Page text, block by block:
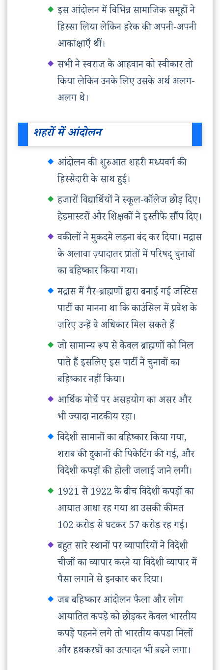
इस आंदोलन में विभिन्न सामाजिक समूहों ने
हिस्सा लिया लेकिन हरेक की अपनी-अपनी
आकांक्षाएँ थीं।
सभी ने स्वराज के आहवान को स्वीकार तो
किया लेकिन उनके लिए उसके अर्थ अलग-
अलग थे।
शहरों में आंदोलन
आंदोलन की शुरुआत शहरी मध्यवर्ग की
हिस्सेदारी के साथ हुई।
हजारों विद्यार्थियों ने स्कूल-कॉलेज छोड़ दिए।
हेडमास्टरों और शिक्षकों ने इस्तीफे सौंप दिए।
वकीलों ने मुक़दमे लड़ना बंद कर दिया। मद्रास
के अलावा ज़्यादातर प्रांतों में परिषद् चुनावों
का बहिष्कार किया गया।
मद्रास में गैर-ब्राह्मणों द्वारा बनाई गई जस्टिस
पार्टी का मानना था कि काउंसिल में प्रवेश के
ज़रिए उन्हें वे अधिकार मिल सकते हैं
जो सामान्य रूप से केवल ब्राह्मणों को मिल
पाते हैं इसलिए इस पार्टी ने चुनावों का
बहिष्कार नहीं किया।
आर्थिक मोर्चे पर असहयोग का असर और
भी ज्यादा नाटकीय रहा।
विदेशी सामानों का बहिष्कार किया गया,
शराब की दुकानों की पिकेटिंग की गई, और
विदेशी कपड़ों की होली जलाई जाने लगी।
1921 से 1922 के बीच विदेशी कपड़ों का
आयात आधा रह गया था उसकी कीमत
102 करोड़ से घटकर 57 करोड़ रह गई।
बहुत सारे स्थानों पर व्यापारियों ने विदेशी
चीजों का व्यापार करने या विदेशी व्यापार में
पैसा लगाने से इनकार कर दिया।
जब बहिष्कार आंदोलन फैला और लोग
आयातित कपड़े को छोड़कर केवल भारतीय
कपड़े पहनने लगे तो भारतीय कपडा मिलों
और हथकरघों का उत्पादन भी बढने लगा।